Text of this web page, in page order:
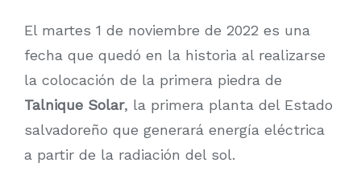
El martes 1 de noviembre de 2022 es una
fecha que quedó en la historia al realizarse
la colocación de la primera piedra de
Talnique Solar, la primera planta del Estado
salvadoreño que generará energía eléctrica
a partir de la radiación del sol.